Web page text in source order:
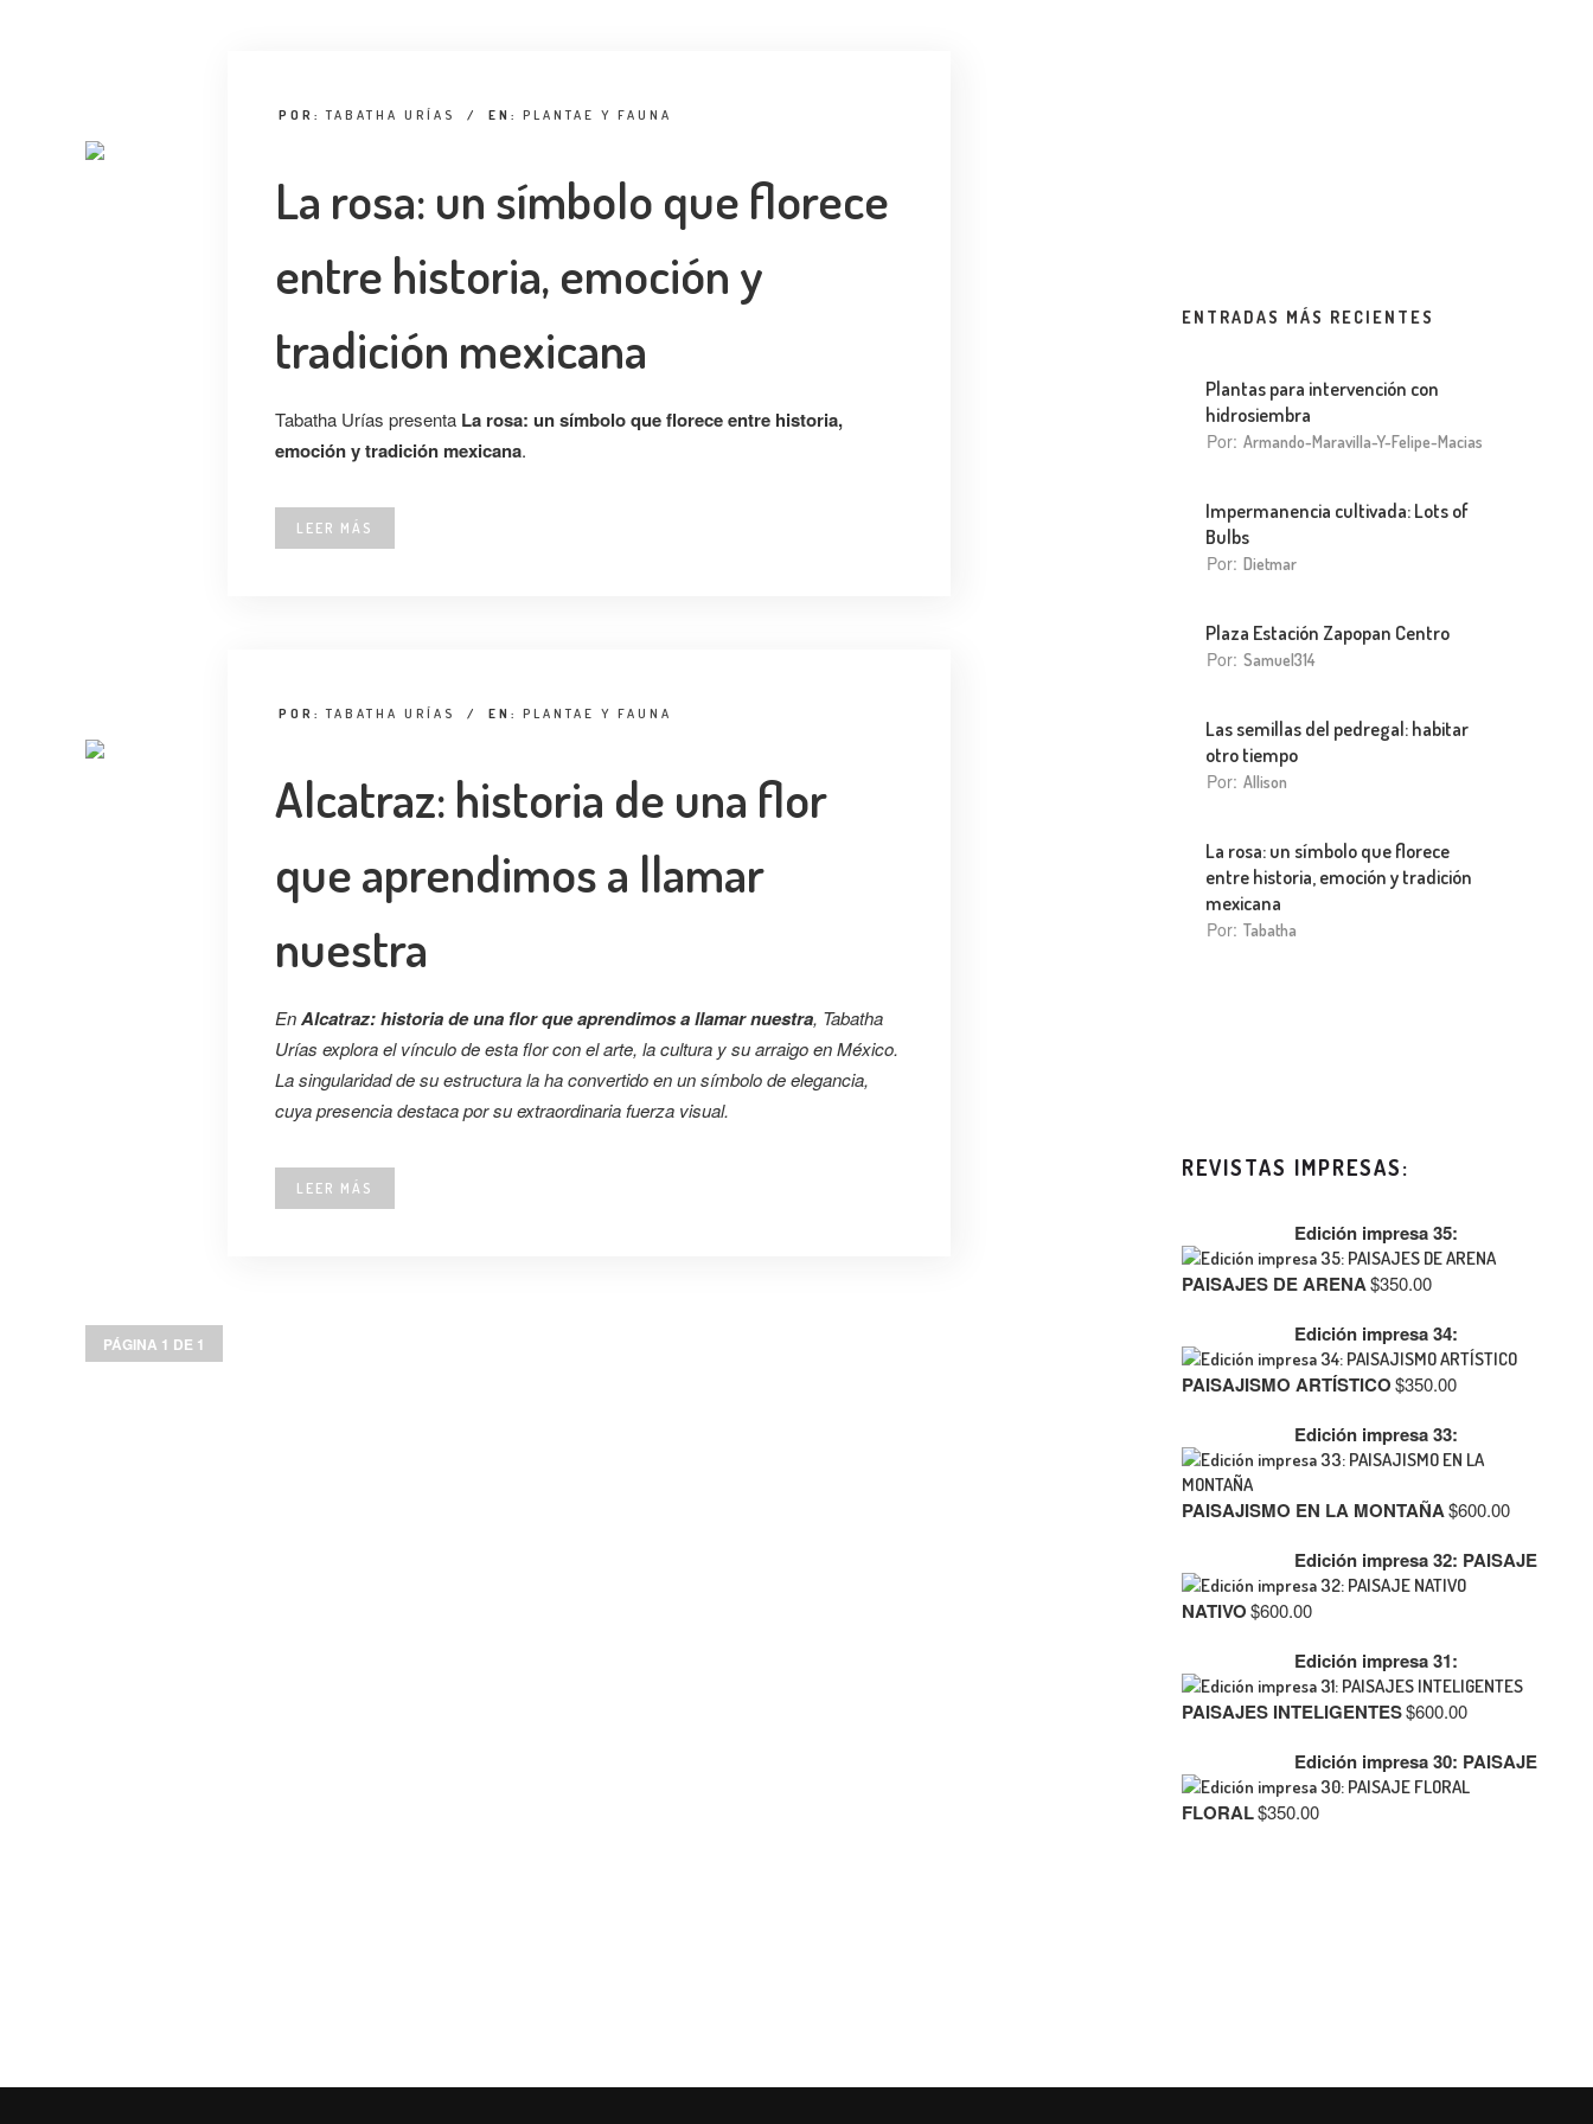
POR:TABATHA URÍAS / EN: PLANTAE Y FAUNA
La rosa: un símbolo que florece
entre historia, emoción y
tradición mexicana
Tabatha Urías presenta La rosa: un símbolo que florece entre historia,
emoción y tradición mexicana.
LEER MÁS
POR:TABATHA URÍAS / EN: PLANTAE Y FAUNA
Alcatraz: historia de una flor
que aprendimos a llamar
nuestra
EnAlcatraz: historia de una flor que aprendimos a llamar nuestra, Tabatha
Urías explora el vínculo de esta flor con el arte, la cultura y su arraigo en México.
La singularidad de su estructura la ha convertido en un símbolo de elegancia,
cuya presencia destaca por su extraordinaria fuerza visual.
LEER MÁS
PÁGINA 1 DE 1
ENTRADAS MÁS RECIENTES
Plantas para intervención con
hidrosiembra
Por: Armando-Maravilla-Y-Felipe-Macias
Impermanencia cultivada: Lots of
Bulbs
Por: Dietmar
Plaza Estación Zapopan Centro
Por: Samuel314
Las semillas del pedregal: habitar
otro tiempo
Por: Allison
La rosa: un símbolo que florece
entre historia, emoción y tradición
mexicana
Por: Tabatha
REVISTAS IMPRESAS:
Edición impresa 35:
PAISAJES DE ARENA$350.00
Edición impresa 34:
PAISAJISMO ARTÍSTICO$350.00
Edición impresa 33:
PAISAJISMO EN LA MONTAÑA$600.00
Edición impresa 32: PAISAJE
NATIVO$600.00
Edición impresa 31:
PAISAJES INTELIGENTES$600.00
Edición impresa 30: PAISAJE
FLORAL$350.00